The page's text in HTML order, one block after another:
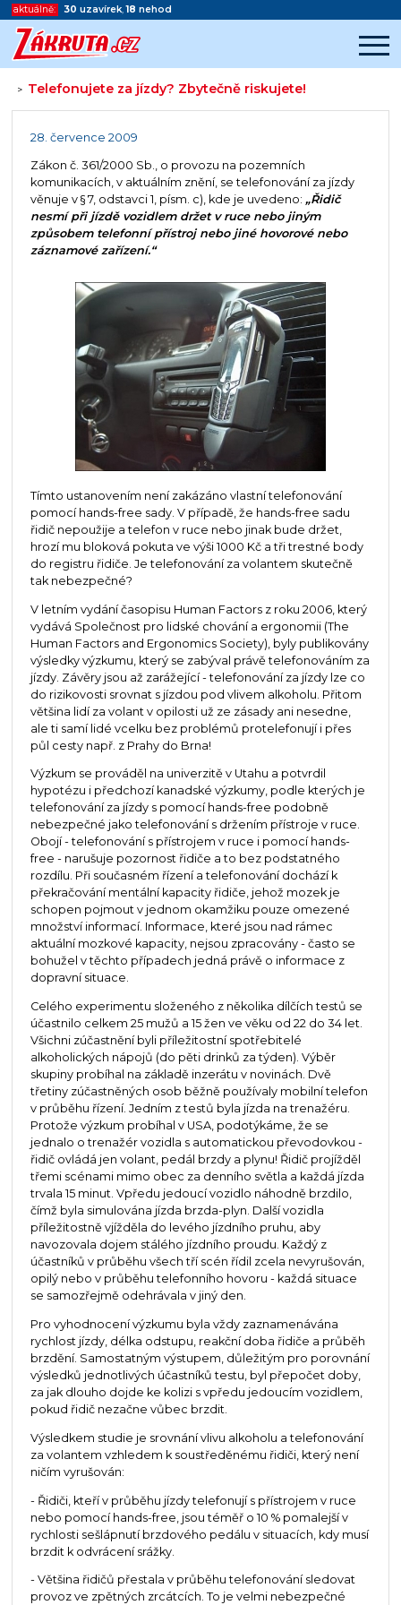
aktuálně: 30 uzavírek,18 nehod
> Telefonujete za jízdy? Zbytečně riskujete!
Začátek reklamy
28. července 2009
Zákon č. 361/2000 Sb., o provozu na pozemních
komunikacích, v aktuálním znění, se telefonování za jízdy
věnuje v § 7, odstavci 1, písm. c), kde je uvedeno: „Řidič
nesmí při jízdě vozidlem držet v ruce nebo jiným
způsobem telefonní přístroj nebo jiné hovorové nebo
záznamové zařízení.“
Tímto ustanovením není zakázáno vlastní telefonování
pomocí hands-free sady. V případě, že hands-free sadu
řidič nepoužije a telefon v ruce nebo jinak bude držet,
hrozí mu bloková pokuta ve výši 1000 Kč a tři trestné body
do registru řidiče. Je telefonování za volantem skutečně
tak nebezpečné?
V letním vydání časopisu Human Factors z roku 2006, který
vydává Společnost pro lidské chování a ergonomii (The
Human Factors and Ergonomics Society), byly publikovány
výsledky výzkumu, který se zabýval právě telefonováním za
jízdy. Závěry jsou až zarážející - telefonování za jízdy lze co
do rizikovosti srovnat s jízdou pod vlivem alkoholu. Přitom
většina lidí za volant v opilosti už ze zásady ani nesedne,
ale ti samí lidé vcelku bez problémů protelefonují i přes
půl cesty např. z Prahy do Brna!
Výzkum se prováděl na univerzitě v Utahu a potvrdil
hypotézu i předchozí kanadské výzkumy, podle kterých je
telefonování za jízdy s pomocí hands-free podobně
nebezpečné jako telefonování s držením přístroje v ruce.
Obojí - telefonování s přístrojem v ruce i pomocí hands-
free - narušuje pozornost řidiče a to bez podstatného
rozdílu. Při současném řízení a telefonování dochází k
překračování mentální kapacity řidiče, jehož mozek je
schopen pojmout v jednom okamžiku pouze omezené
množství informací. Informace, které jsou nad rámec
aktuální mozkové kapacity, nejsou zpracovány - často se
bohužel v těchto případech jedná právě o informace z
dopravní situace.
Celého experimentu složeného z několika dílčích testů se
účastnilo celkem 25 mužů a 15 žen ve věku od 22 do 34 let.
Všichni zúčastnění byli příležitostní spotřebitelé
alkoholických nápojů (do pěti drinků za týden). Výběr
skupiny probíhal na základě inzerátu v novinách. Dvě
třetiny zúčastněných osob běžně používaly mobilní telefon
v průběhu řízení. Jedním z testů byla jízda na trenažéru.
Protože výzkum probíhal v USA, podotýkáme, že se
jednalo o trenažér vozidla s automatickou převodovkou -
řidič ovládá jen volant, pedál brzdy a plynu! Řidič projížděl
třemi scénami mimo obec za denního světla a každá jízda
trvala 15 minut. Vpředu jedoucí vozidlo náhodně brzdilo,
čímž byla simulována jízda brzda-plyn. Další vozidla
příležitostně vjížděla do levého jízdního pruhu, aby
navozovala dojem stálého jízdního proudu. Každý z
účastníků v průběhu všech tří scén řídil zcela nevyrušován,
opilý nebo v průběhu telefonního hovoru - každá situace
se samozřejmě odehrávala v jiný den.
Pro vyhodnocení výzkumu byla vždy zaznamenávána
rychlost jízdy, délka odstupu, reakční doba řidiče a průběh
brzdění. Samostatným výstupem, důležitým pro porovnání
výsledků jednotlivých účastníků testu, byl přepočet doby,
za jak dlouho dojde ke kolizi s vpředu jedoucím vozidlem,
pokud řidič nezačne vůbec brzdit.
Výsledkem studie je srovnání vlivu alkoholu a telefonování
za volantem vzhledem k soustředěnému řidiči, který není
ničím vyrušován:
- Řidiči, kteří v průběhu jízdy telefonují s přístrojem v ruce
nebo pomocí hands-free, jsou téměř o 10 % pomalejší v
rychlosti sešlápnutí brzdového pedálu v situacích, kdy musí
brzdit k odvrácení srážky.
- Většina řidičů přestala v průběhu telefonování sledovat
provoz ve zpětných zrcátcích. To je velmi nebezpečné